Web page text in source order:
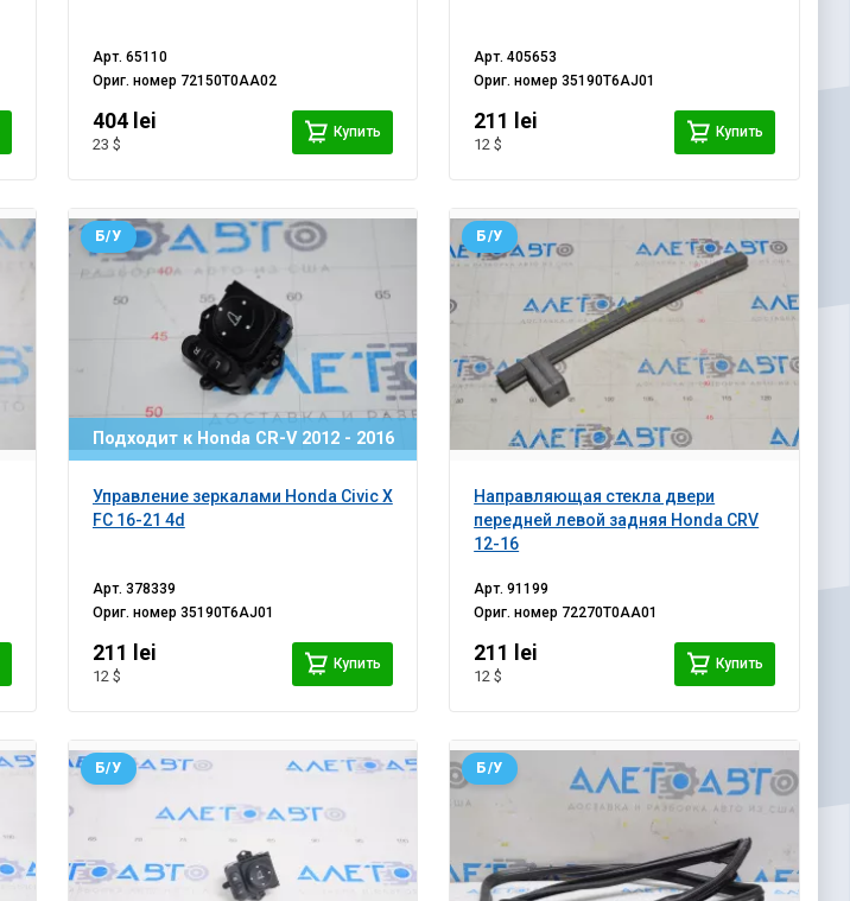
Арт. 65110
Ориг. номер 72150T0AA02
404 lei
23 $
Купить
Арт.405653
Ориг. номер35190T6AJ01
211 lei
12 $
Купить
Подходит к Honda CR-V 2012 - 2016
Управление зеркалами Honda Civic X
FC 16-21 4d
Б/У
Арт. 378339
Ориг. номер 35190T6AJ01
211 lei
12 $
Купить
Направляющая стекла двери
передней левой задняя Honda CRV
12-16
Б/У
Арт.91199
Ориг. номер 72270T0AA01
211 lei
12 $
Купить
Б/У Б/У